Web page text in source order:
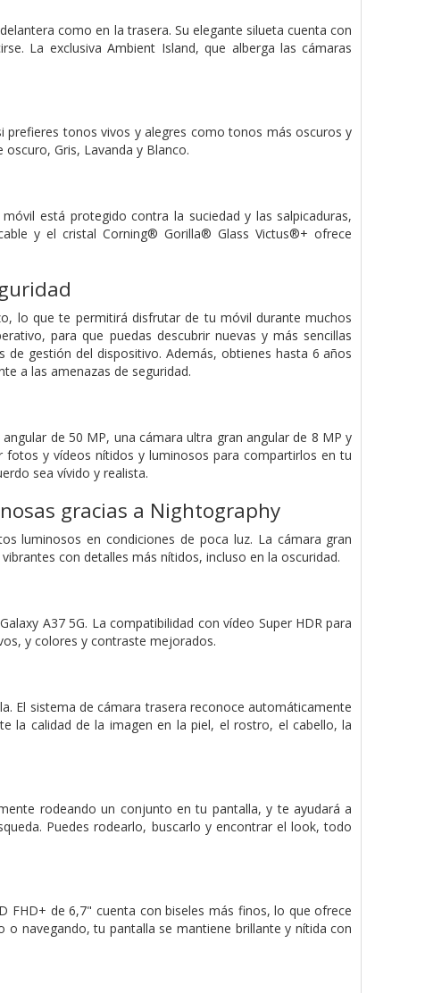
como en la trasera. Su elegante silueta cuenta con
La exclusiva Ambient Island, que alberga las cámaras
prefieres tonos vivos y alegres como tonos más oscuros y
Gris, Lavanda y Blanco.
está protegido contra la suciedad y las salpicaduras,
y el cristal Corning® Gorilla® Glass Victus®+ ofrece
lo que te permitirá disfrutar de tu móvil durante muchos
para que puedas descubrir nuevas y más sencillas
gestión del dispositivo. Además, obtienes hasta 6 años
a las amenazas de seguridad.
de 50 MP, una cámara ultra gran angular de 8 MP y
y vídeos nítidos y luminosos para compartirlos en tu
sea vívido y realista.
gracias a Nightography
luminosos en condiciones de poca luz. La cámara gran
con detalles más nítidos, incluso en la oscuridad.
A37 5G. La compatibilidad con vídeo Super HDR para
y colores y contraste mejorados.
El sistema de cámara trasera reconoce automáticamente
calidad de la imagen en la piel, el rostro, el cabello, la
rodeando un conjunto en tu pantalla, y te ayudará a
Puedes rodearlo, buscarlo y encontrar el look, todo
FHD+ de 6,7" cuenta con biseles más finos, lo que ofrece
o navegando, tu pantalla se mantiene brillante y nítida con